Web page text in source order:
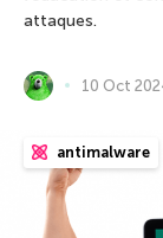
attaques.
10 Oct
antimalware